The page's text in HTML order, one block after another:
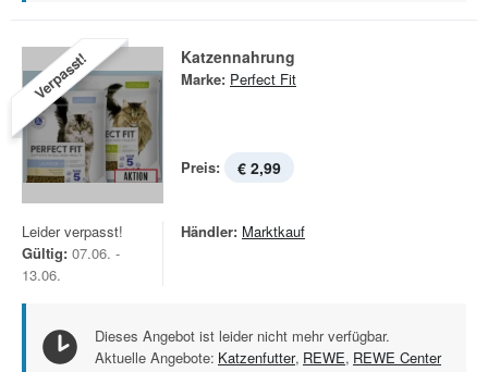
Verpasst! Katzennahrung
Marke: Perfect Fit
Preis: € 2,99
Leider verpasst!
Gültig: 07.06. -
13.06.
Händler: Marktkauf
Dieses Angebot ist leider nicht mehr verfügbar.
Aktuelle Angebote: Katzenfutter, REWE, REWE Center